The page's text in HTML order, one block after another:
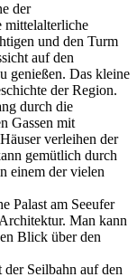
der
mittelalterliche
und den Turm
auf den
genießen. Das kleine
der Region.
durch die
Gassen mit
verleihen der
gemütlich durch
einem der vielen
Palast am Seeufer
Man kann
Blick über den
Seilbahn auf den